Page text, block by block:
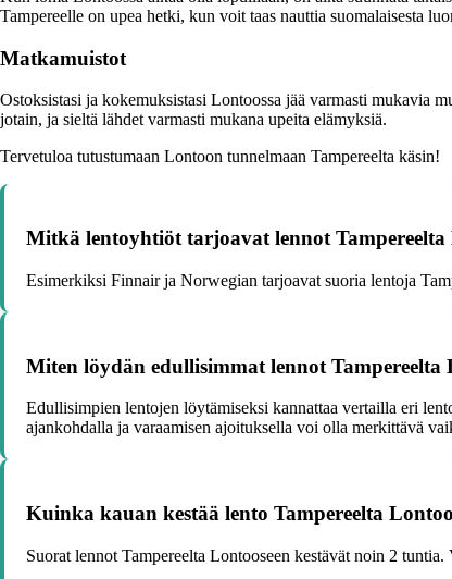
Tampereelle on upea hetki, kun voit taas nauttia suomalaisesta
Matkamuistot
Ostoksistasi ja kokemuksistasi Lontoossa jää varmasti mukavia
jotain, ja sieltä lähdet varmasti mukana upeita elämyksiä.
Tervetuloa tutustumaan Lontoon tunnelmaan Tampereelta käsin!
Mitkä lentoyhtiöt tarjoavat lennot Tampereelta
Esimerkiksi Finnair ja Norwegian tarjoavat suoria lentoja
Miten löydän edullisimmat lennot Tampereelta
Edullisimpien lentojen löytämiseksi kannattaa vertailla eri
ajankohdalla ja varaamisen ajoituksella voi olla merkittävä
Kuinka kauan kestää lento Tampereelta
Suorat lennot Tampereelta Lontooseen kestävät noin 2